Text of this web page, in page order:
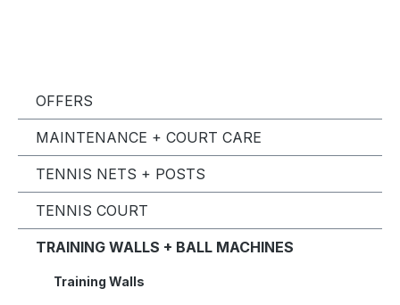
OFFERS
MAINTENANCE + COURT CARE
TENNIS NETS + POSTS
TENNIS COURT
TRAINING WALLS + BALL MACHINES
Training Walls